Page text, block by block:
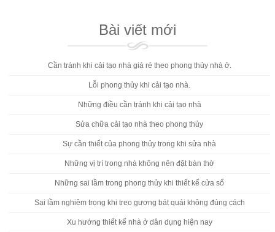
Bài viết mới
Cần tránh khi cải tạo nhà giá rẻ theo phong thủy nhà ở.
Lỗi phong thủy khi cải tạo nhà.
Những điều cần tránh khi cải tạo nhà
Sửa chữa cải tạo nhà theo phong thủy
Sự cần thiết của phong thủy trong khi sửa nhà
Những vị trí trong nhà không nên đặt bàn thờ
Những sai lầm trong phong thủy khi thiết kế cửa sổ
Sai lầm nghiêm trọng khi treo gương bát quái không đúng cách
Xu hướng thiết kế nhà ở dân dụng hiện nay